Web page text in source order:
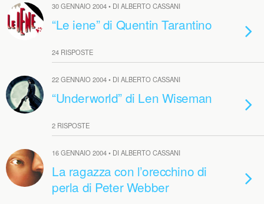
30 GENNAIO 2004 • DI ALBERTO CASSANI
“Le iene” di Quentin Tarantino
24 RISPOSTE
22 GENNAIO 2004 • DI ALBERTO CASSANI
“Underworld” di Len Wiseman
2 RISPOSTE
16 GENNAIO 2004 • DI ALBERTO CASSANI
La ragazza con l’orecchino di
perla di Peter Webber